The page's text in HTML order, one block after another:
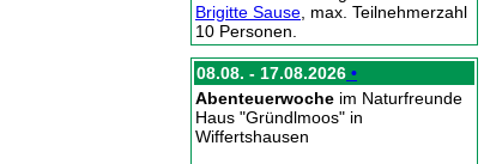
Brigitte Sause , max. Teilnehmerzahl
10 Personen.
08.08. - 17.08.2026 •
Abenteuerwoche im Naturfreunde
Haus "Gründlmoos" in
Wiffertshausen